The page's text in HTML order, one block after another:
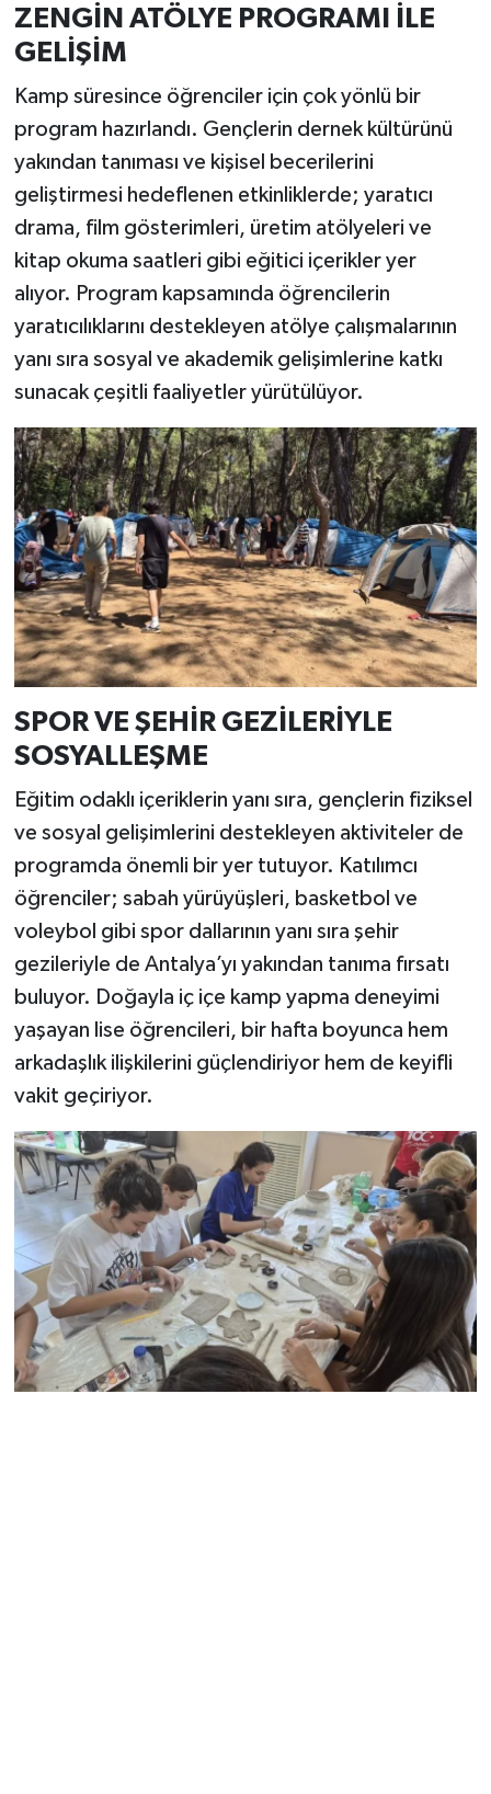
ZENGİN ATÖLYE PROGRAMI İLE
GELİŞİM
Kamp süresince öğrenciler için çok yönlü bir
program hazırlandı. Gençlerin dernek kültürünü
yakından tanıması ve kişisel becerilerini
geliştirmesi hedeflenen etkinliklerde; yaratıcı
drama, film gösterimleri, üretim atölyeleri ve
kitap okuma saatleri gibi eğitici içerikler yer
alıyor. Program kapsamında öğrencilerin
yaratıcılıklarını destekleyen atölye çalışmalarının
yanı sıra sosyal ve akademik gelişimlerine katkı
sunacak çeşitli faaliyetler yürütülüyor.
SPOR VE ŞEHİR GEZİLERİYLE
SOSYALLEŞME
Eğitim odaklı içeriklerin yanı sıra, gençlerin fiziksel
ve sosyal gelişimlerini destekleyen aktiviteler de
programda önemli bir yer tutuyor. Katılımcı
öğrenciler; sabah yürüyüşleri, basketbol ve
voleybol gibi spor dallarının yanı sıra şehir
gezileriyle de Antalya’yı yakından tanıma fırsatı
buluyor. Doğayla iç içe kamp yapma deneyimi
yaşayan lise öğrencileri, bir hafta boyunca hem
arkadaşlık ilişkilerini güçlendiriyor hem de keyifli
vakit geçiriyor.